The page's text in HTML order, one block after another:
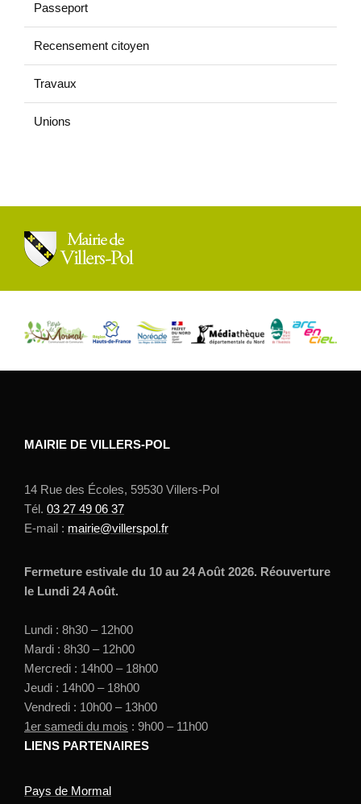
Passeport
Recensement citoyen
Travaux
Unions
MAIRIE DE VILLERS-POL
14 Rue des Écoles, 59530 Villers-Pol
Tél. 03 27 49 06 37
E-mail : mairie@villerspol.fr
Fermeture estivale du 10 au 24 Août 2026. Réouverture
le Lundi 24 Août.
Lundi : 8h30 – 12h00
Mardi : 8h30 – 12h00
Mercredi : 14h00 – 18h00
Jeudi : 14h00 – 18h00
Vendredi : 10h00 – 13h00
1er samedi du mois : 9h00 – 11h00
LIENS PARTENAIRES
Pays de Mormal